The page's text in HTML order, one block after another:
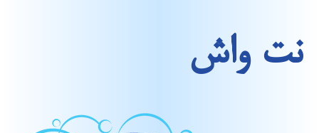
نت واش